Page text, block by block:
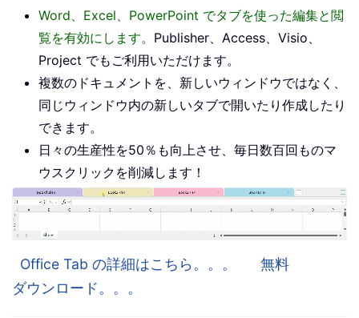
Word、Excel、PowerPoint でタブを使った編集と閲
覧を有効にします。 Publisher、Access、Visio、
Project でもご利用いただけます。
複数のドキュメントを、新しいウィンドウではなく、
同じウィンドウ内の新しいタブで開いたり作成したり
できます。
日々の生産性を50％も向上させ、毎日数百回ものマ
ウスクリックを削減します！
Office Tab の詳細はこちら。。。
無料
ダウンロード。。。